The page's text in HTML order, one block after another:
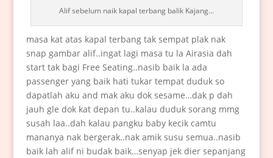
Alif sebelum naik kapal terbang balik Kajang...
masa kat atas kapal terbang tak sempat plak nak
snap gambar alif..ingat lagi masa tu la Airasia dah
start tak bagi Free Seating..nasib baik la ada
passenger yang baik hati tukar tempat duduk so
dapatlah aku and mak aku dok sesame…dak p dah
jauh gle dok kat depan tu..kalau duduk sorang mmg
susah laa..dah kalau pangku baby kecik camtu
mananya nak bergerak..nak amik susu semua..nasib
baik lah alif ni budak baik…senyap jek dier sepanjang